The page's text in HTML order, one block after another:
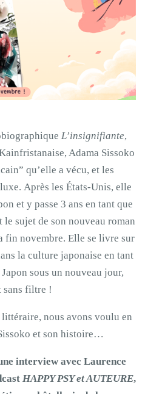
L’insignifiante,
Adama Sissoko
qu’elle a vécu, et les
Après les États-Unis, elle
et y passe 3 ans en tant que
le sujet de son nouveau roman
fin novembre. Elle se livre sur
la culture japonaise en tant
sous un nouveau jour,
sans filtre !
nous avons voulu en
et son histoire…
interview avec Laurence
HAPPY PSY et AUTEURE,